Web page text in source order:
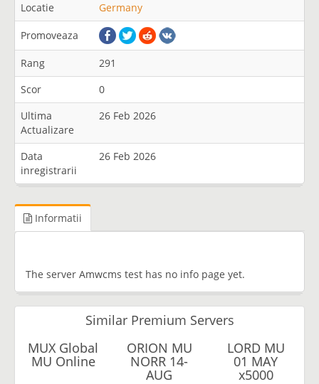
Locatie Germany
Promoveaza
Rang
291
Scor
0
Ultima
Actualizare
26 Feb 2026
Data
inregistrarii
26 Feb 2026
Informatii
The server Amwcms test has no info page yet.
Similar Premium Servers
MUX Global
MU Online
ORION MU
NORR 14-
AUG
LORD MU
01 MAY
x5000